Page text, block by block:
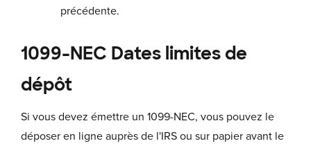
précédente.
1099-NEC Dates limites de
dépôt
Si vous devez émettre un 1099-NEC, vous pouvez le
déposer en ligne auprès de l'IRS ou sur papier avant le